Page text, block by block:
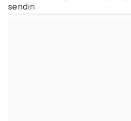
sendiri.